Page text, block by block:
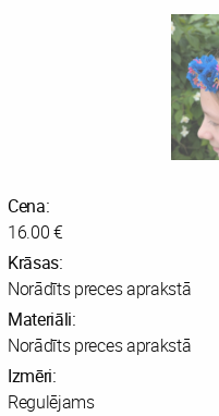
Cena:
16.00 €
Krāsas:
Norādīts preces aprakstā
Materiāli:
Norādīts preces aprakstā
Izmēri:
Regulējams